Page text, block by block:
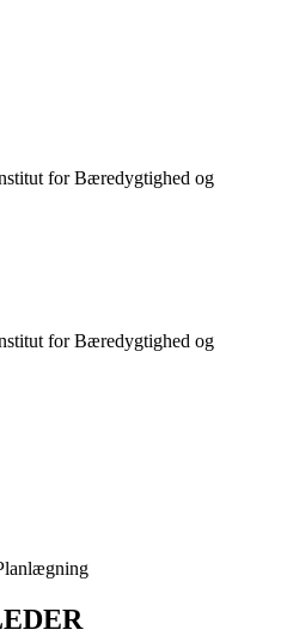
for Bæredygtighed og
for Bæredygtighed og